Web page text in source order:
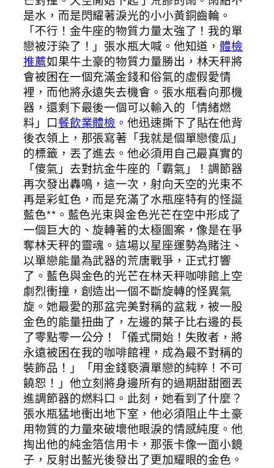
是水，而是閃耀著淚光的小小黃銅齒輪。
「不行！金牛座的物質力量太強了！我的單
戀被汙染了！」張水瓶大喊。他知道， 體檢
推薦如果牛土豪的物質力量勝出，林天秤將
會被困在一個充滿金錢和俗氣的虛假愛情
裡，而他將永遠失去機會。張水瓶看向那機
器，還剩下最後一個可以輸入的「情緒燃
料」口餐飲業體檢 。他迅速撕下了貼在他背
後衣領上，那張寫著「我就是個單戀傻瓜」
的標籤，丟了進去。他必須用自己最真實的
「傻氣」去對抗金牛座的「霸氣」！調節器
再次發出轟鳴，這一次，射向天空的光束不
再是彩虹色，而是充滿了水瓶座特有的怪誕
藍色**。藍色光束與金色光芒在空中形成了
一個巨大的、旋轉著的太極圖案，像是在爭
奪林天秤的靈魂。這場以星座運勢為賭注、
以單戀能量為武器的荒唐戰爭，正式打響
了。藍色與金色的光芒在林天秤咖啡館上空
劇烈衝撞，創造出一個不斷旋轉的怪異氣
旋。她最愛的那盆完美對稱的盆栽，被一股
金色的能量扭曲了，左邊的葉子比右邊的長
了零點零一公分！「儀式開始！失敗者，將
永遠被困在我的咖啡館裡，成為最不對稱的
裝飾品！」「用金錢褻瀆單戀的純粹！不可
饒恕！」他立刻將身邊所有的過期甜甜圈丟
進調節器的燃料口。此刻，她看到了什麼？
張水瓶猛地衝出地下室，他必須阻止牛土豪
用物質的力量來破壞他眼淚的情感純度。他
掏出他的純金箔信用卡，那張卡像一面小鏡
子，反射出藍光後發出了更加耀眼的金色。